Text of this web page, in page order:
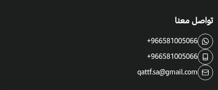
تواصل معنا
+966581005066
+966581005066
qattf.sa@gmail.com